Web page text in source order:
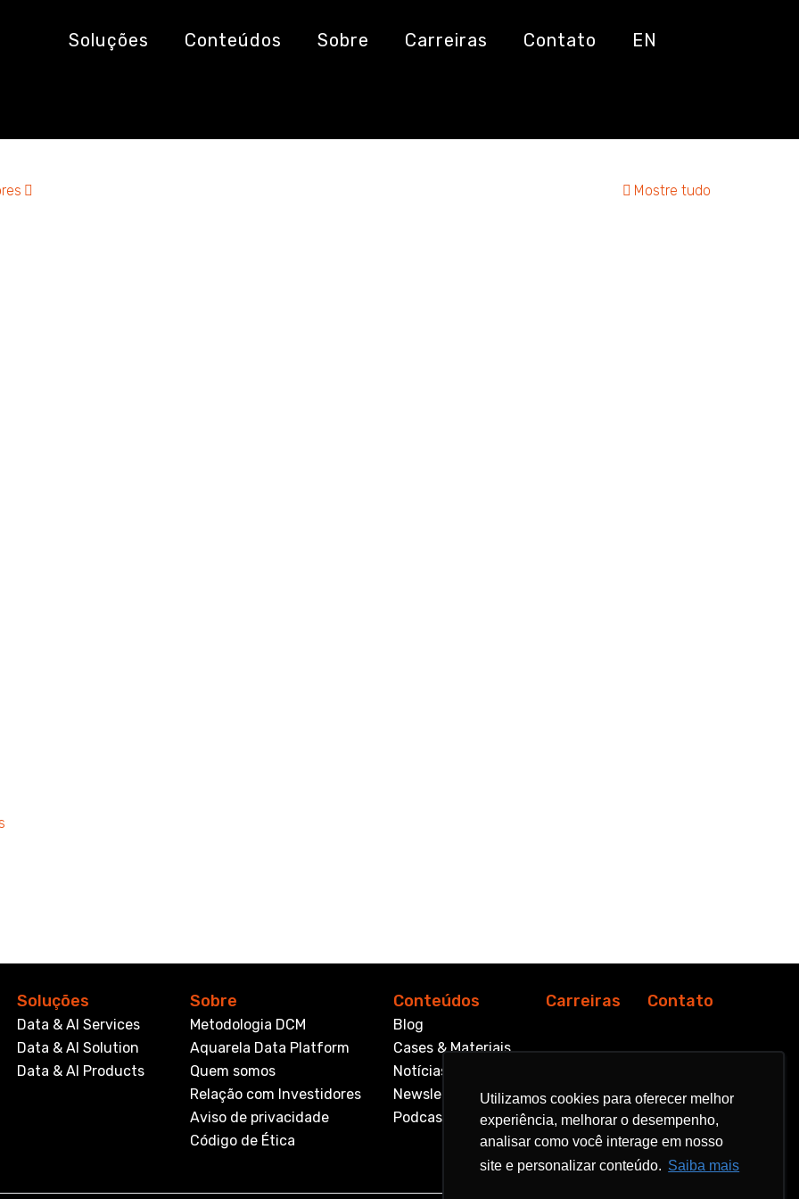
Utilizamos cookies para oferecer melhor
experiência, melhorar o desempenho,
analisar como você interage em nosso
site e personalizar conteúdo. Saiba mais
Utilizamos cookies para oferecer melhor
experiência, melhorar o desempenho,
analisar como você interage em nosso
site e personalizar conteúdo. Saiba mais
Soluções Conteúdos Sobre Carreiras Contato EN
de modelos
Mostre tudo
Soluções
Data & AI Services
Data & AI Solution
Data & AI Products
Sobre
Metodologia DCM
Aquarela Data Platform
Quem somos
Relação com Investidores
Aviso de privacidade
Código de Ética
Conteúdos
Blog
Cases & Materiais
Notícias
Newsletter
Podcast
Carreiras Contato